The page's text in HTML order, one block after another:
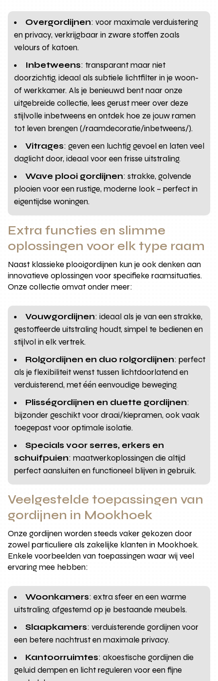
Overgordijnen: voor maximale verduistering
en privacy, verkrijgbaar in zware stoffen zoals
velours of katoen.
Inbetweens: transparant maar niet
doorzichtig, ideaal als subtiele lichtfilter in je woon-
of werkkamer. Als je benieuwd bent naar onze
uitgebreide collectie, lees gerust meer over deze
stijlvolle inbetweens en ontdek hoe ze jouw ramen
tot leven brengen (/raamdecoratie/inbetweens/).
Vitrages: geven een luchtig gevoel en laten veel
daglicht door, ideaal voor een frisse uitstraling.
Wave plooi gordijnen: strakke, golvende
plooien voor een rustige, moderne look – perfect in
eigentijdse woningen.
Extra functies en slimme
oplossingen voor elk type raam
Naast klassieke plooigordijnen kun je ook denken aan
innovatieve oplossingen voor specifieke raamsituaties.
Onze collectie omvat onder meer:
Vouwgordijnen: ideaal als je van een strakke,
gestoffeerde uitstraling houdt, simpel te bedienen en
stijlvol in elk vertrek.
Rolgordijnen en duo rolgordijnen: perfect
als je flexibiliteit wenst tussen lichtdoorlatend en
verduisterend, met één eenvoudige beweging.
Plisségordijnen en duette gordijnen:
bijzonder geschikt voor draai/kiepramen, ook vaak
toegepast voor optimale isolatie.
Specials voor serres, erkers en
schuifpuien: maatwerkoplossingen die altijd
perfect aansluiten en functioneel blijven in gebruik.
Veelgestelde toepassingen van
gordijnen in Mookhoek
Onze gordijnen worden steeds vaker gekozen door
zowel particuliere als zakelijke klanten in Mookhoek.
Enkele voorbeelden van toepassingen waar wij veel
ervaring mee hebben:
Woonkamers: extra sfeer en een warme
uitstraling, afgestemd op je bestaande meubels.
Slaapkamers: verduisterende gordijnen voor
een betere nachtrust en maximale privacy.
Kantoorruimtes: akoestische gordijnen die
geluid dempen en licht reguleren voor een fijne